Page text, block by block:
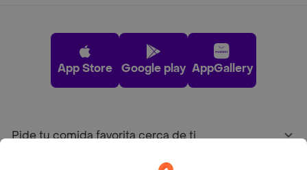
App Store Google play AppGallery
Pide tu comida favorita cerca de ti